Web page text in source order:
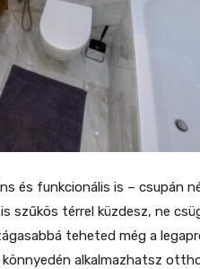
és funkcionális is – csupán
szűkös térrel küzdesz, ne
teheted még a
alkalmazhatsz